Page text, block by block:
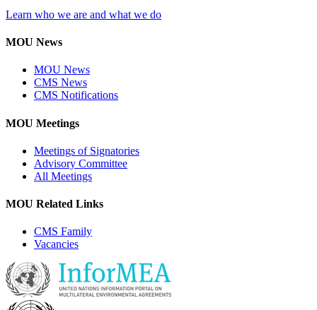
Learn who we are and what we do
MOU News
MOU News
CMS News
CMS Notifications
MOU Meetings
Meetings of Signatories
Advisory Committee
All Meetings
MOU Related Links
CMS Family
Vacancies